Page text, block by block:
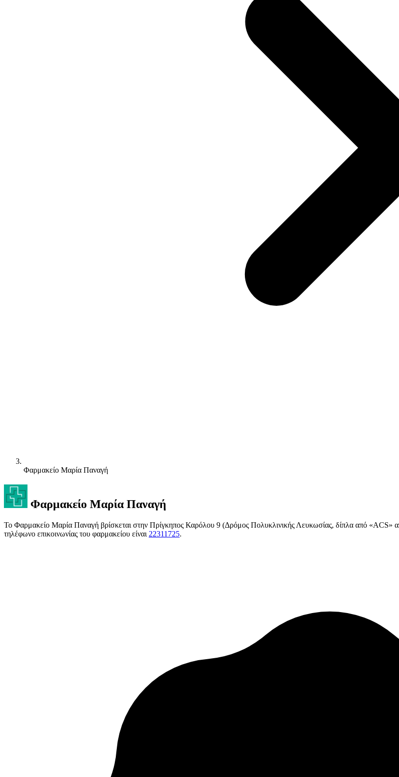
Φαρμακείο Μαρία Παναγή
Φαρμακείο Μαρία Παναγή
Το Φαρμακείο Μαρία Παναγή βρίσκεται στην Πρίγκηπος Καρόλου 9 (Δρόμος Πολυκλινικής Λευκωσίας, δίπλα από «ACS»
τηλέφωνο επικοινωνίας του φαρμακείου είναι 22311725.